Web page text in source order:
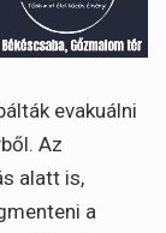
evakuálni
Az
alatt is,
a